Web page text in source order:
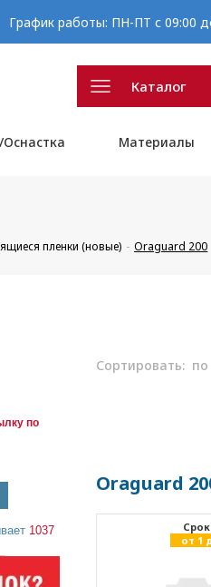
График работы: ПН-ПТ с 09:00
Каталог
Материалы
пленки (новые) Oraguard 200
по
1037
Сортировать:
Oraguard
от 1